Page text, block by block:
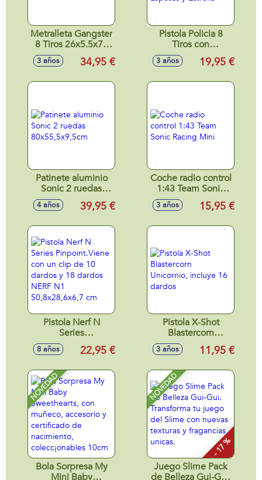
Metralleta Gangster
8 Tiros 26x5.5x76
3 años 34,95 €
Pistola Policia 8
Tiros con
Esposas y Estrella
3 años 19,95 €
Patinete aluminio
Sonic 2 ruedas
80x55,5x9,5cm
4 años 39,95 €
Coche radio control
1:43 Team Sonic
Racing Mini
3 años 15,95 €
Pistola Nerf N
Series
Pinpoint.Viene con
un clip de 10
NERF N1
50,8x28,6x6,7 cm
8 años 22,95 €
Pistola X-Shot
Blastercorn
Unicornio, incluye
16 dardos
3 años 11,95 €
NOVEDAD
Bola Sorpresa My
Mini Baby
NOVEDAD
- 17 %
Juego Slime Pack
de Belleza Gui-Gui.